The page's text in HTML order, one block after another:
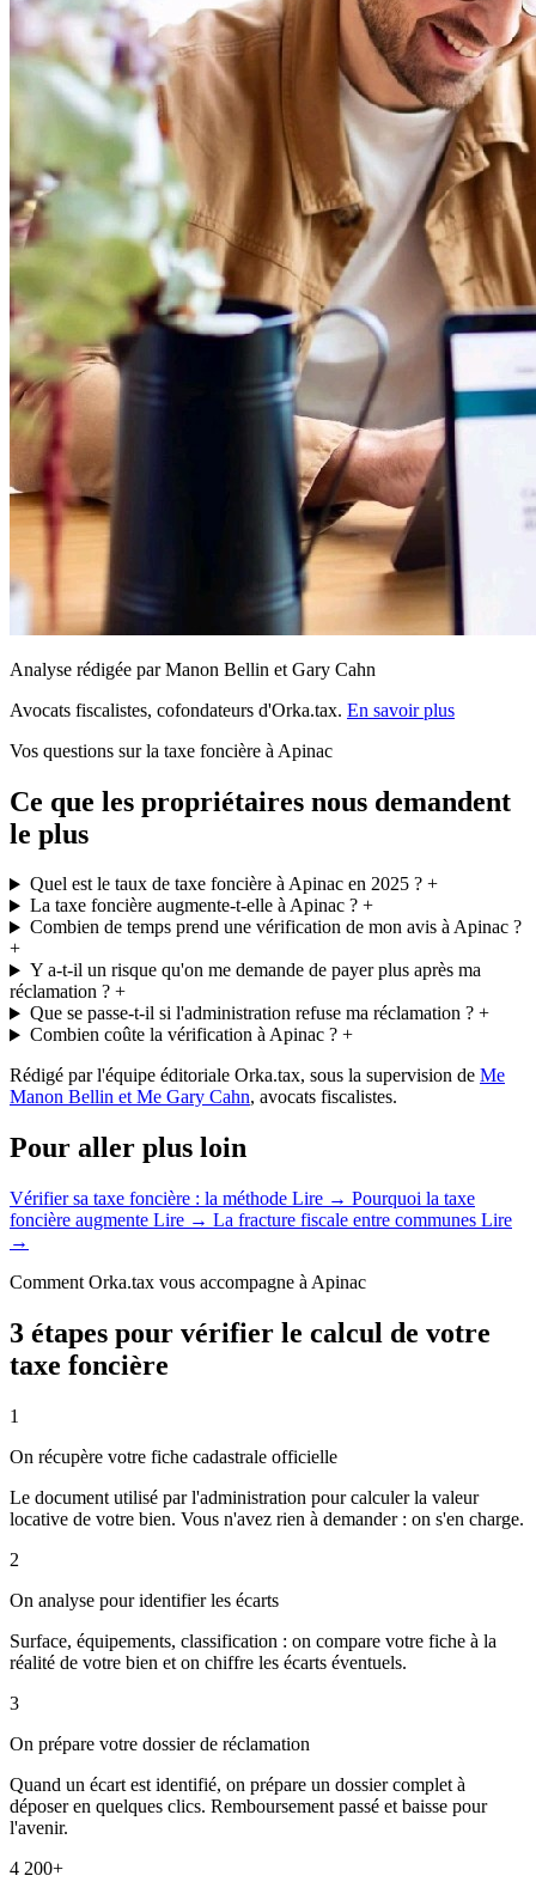
Analyse rédigée par Manon Bellin et Gary Cahn
Avocats fiscalistes, cofondateurs d'Orka.tax. En savoir plus
Vos questions sur la taxe foncière à Apinac
Ce que les propriétaires nous demandent
le plus
Quel est le taux de taxe foncière à Apinac en 2025 ?+
La taxe foncière augmente-t-elle à Apinac ?+
Combien de temps prend une vérification de mon avis à Apinac ?
+
Y a-t-il un risque qu'on me demande de payer plus après ma
réclamation ? +
Que se passe-t-il si l'administration refuse ma réclamation ?+
Combien coûte la vérification à Apinac ?+
Rédigé par l'équipe éditoriale Orka.tax, sous la supervision de Me
Manon Bellin et Me Gary Cahn, avocats fiscalistes.
Pour aller plus loin
Vérifier sa taxe foncière : la méthode Lire → Pourquoi la taxe
foncière augmente Lire → La fracture fiscale entre communes Lire
→
Comment Orka.tax vous accompagne à Apinac
3 étapes pour vérifier le calcul de votre
taxe foncière
1
On récupère votre fiche cadastrale officielle
Le document utilisé par l'administration pour calculer la valeur
locative de votre bien. Vous n'avez rien à demander : on s'en charge.
2
On analyse pour identifier les écarts
Surface, équipements, classification : on compare votre fiche à la
réalité de votre bien et on chiffre les écarts éventuels.
3
On prépare votre dossier de réclamation
Quand un écart est identifié, on prépare un dossier complet à
déposer en quelques clics. Remboursement passé et baisse pour
l'avenir.
4 200+